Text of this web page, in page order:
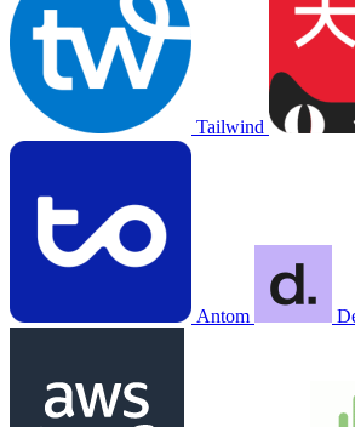
Tailwind
Antom